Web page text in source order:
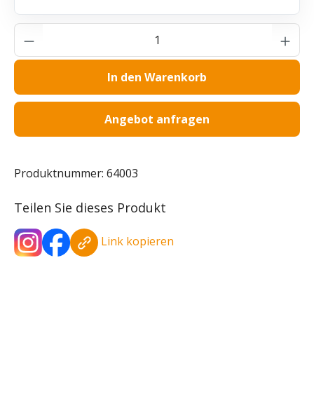
Produkt Anzahl: Gib den gewünschten
In den Warenkorb
Angebot anfragen
Produktnummer: 64003
Teilen Sie dieses Produkt
Link kopieren